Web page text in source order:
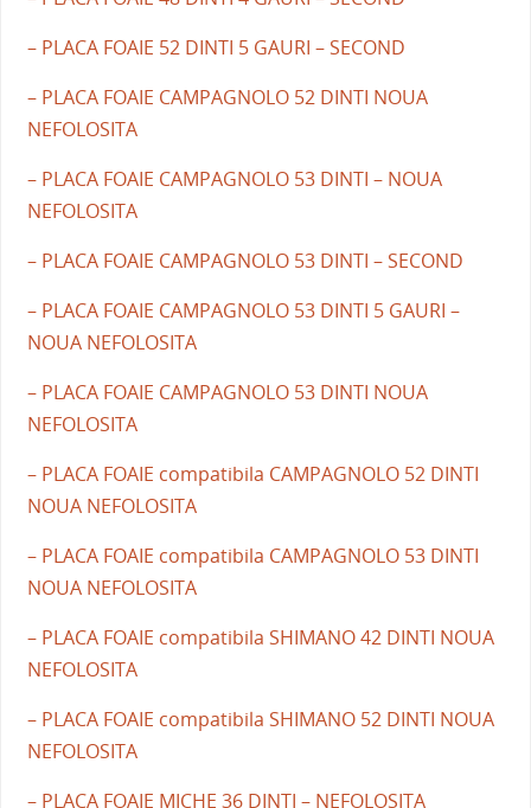
– PLACA FOAIE 52 DINTI 5 GAURI – SECOND
– PLACA FOAIE CAMPAGNOLO 52 DINTI NOUA
NEFOLOSITA
– PLACA FOAIE CAMPAGNOLO 53 DINTI – NOUA
NEFOLOSITA
– PLACA FOAIE CAMPAGNOLO 53 DINTI – SECOND
– PLACA FOAIE CAMPAGNOLO 53 DINTI 5 GAURI –
NOUA NEFOLOSITA
– PLACA FOAIE CAMPAGNOLO 53 DINTI NOUA
NEFOLOSITA
– PLACA FOAIE compatibila CAMPAGNOLO 52 DINTI
NOUA NEFOLOSITA
– PLACA FOAIE compatibila CAMPAGNOLO 53 DINTI
NOUA NEFOLOSITA
– PLACA FOAIE compatibila SHIMANO 42 DINTI NOUA
NEFOLOSITA
– PLACA FOAIE compatibila SHIMANO 52 DINTI NOUA
NEFOLOSITA
– PLACA FOAIE MICHE 36 DINTI – NEFOLOSITA